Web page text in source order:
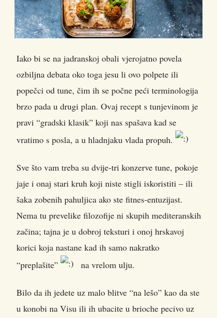
Iako bi se na jadranskoj obali vjerojatno povela
ozbiljna debata oko toga jesu li ovo polpete ili
popečci od tune, čim ih se počne peći terminologija
brzo pada u drugi plan. Ovaj recept s tunjevinom je
pravi “gradski klasik” koji nas spašava kad se
vratimo s posla, a u hladnjaku vlada propuh.
Sve što vam treba su dvije-tri konzerve tune, pokoje
jaje i onaj stari kruh koji niste stigli iskoristiti – ili
šaka zobenih pahuljica ako ste fitnes-entuzijast.
Nema tu prevelike filozofije ni skupih mediteranskih
začina; tajna je u dobroj teksturi i onoj hrskavoj
korici koja nastane kad ih samo nakratko
“preplašite”
na vrelom ulju.
Bilo da ih jedete uz malo blitve “na lešo” kao da ste
u konobi na Visu ili ih ubacite u brioche pecivo uz